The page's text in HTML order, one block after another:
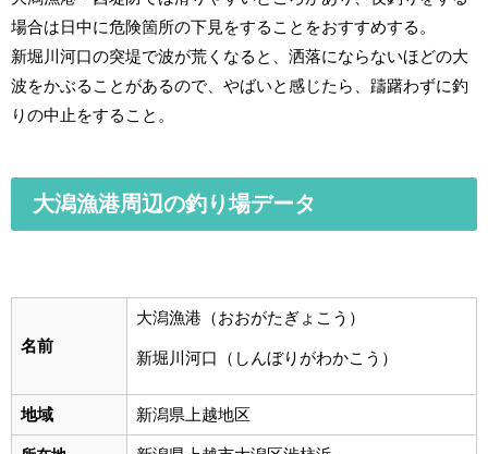
場合は日中に危険箇所の下見をすることをおすすめする。
新堀川河口の突堤で波が荒くなると、洒落にならないほどの大
波をかぶることがあるので、やばいと感じたら、躊躇わずに釣
りの中止をすること。
大潟漁港周辺の釣り場データ
名前
大潟漁港（おおがたぎょこう）
新堀川河口（しんぼりがわかこう）
地域 新潟県上越地区